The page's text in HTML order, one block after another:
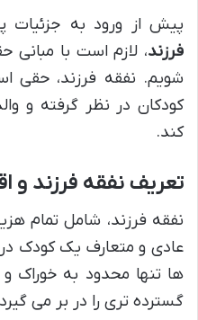
پیش از ورود به جزئیات
فرزند، لازم است با مبانی
شویم. نفقه فرزند، حقی
کودکان در نظر گرفته و
کند.
تعریف نفقه فرزند و
نفقه فرزند، شامل تمام
عادی و متعارف یک کودک
ها تنها محدود به خوراک
گسترده تری را در بر می